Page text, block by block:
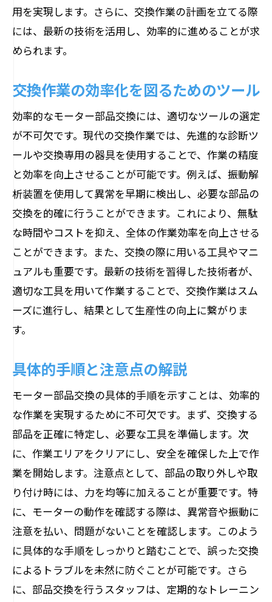
用を実現します。さらに、交換作業の計画を立てる際
には、最新の技術を活用し、効率的に進めることが求
められます。
交換作業の効率化を図るためのツール
効率的なモーター部品交換には、適切なツールの選定
が不可欠です。現代の交換作業では、先進的な診断ツ
ールや交換専用の器具を使用することで、作業の精度
と効率を向上させることが可能です。例えば、振動解
析装置を使用して異常を早期に検出し、必要な部品の
交換を的確に行うことができます。これにより、無駄
な時間やコストを抑え、全体の作業効率を向上させる
ことができます。また、交換の際に用いる工具やマニ
ュアルも重要です。最新の技術を習得した技術者が、
適切な工具を用いて作業することで、交換作業はスム
ーズに進行し、結果として生産性の向上に繋がりま
す。
具体的手順と注意点の解説
モーター部品交換の具体的手順を示すことは、効率的
な作業を実現するために不可欠です。まず、交換する
部品を正確に特定し、必要な工具を準備します。次
に、作業エリアをクリアにし、安全を確保した上で作
業を開始します。注意点として、部品の取り外しや取
り付け時には、力を均等に加えることが重要です。特
に、モーターの動作を確認する際は、異常音や振動に
注意を払い、問題がないことを確認します。このよう
に具体的な手順をしっかりと踏むことで、誤った交換
によるトラブルを未然に防ぐことが可能です。さら
に、部品交換を行うスタッフは、定期的なトレーニン